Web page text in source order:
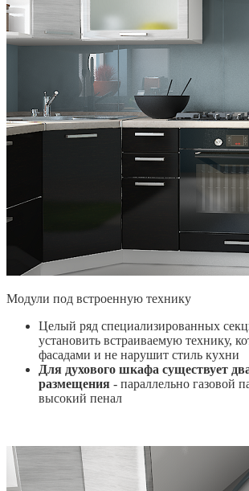
Модули под встроенную технику
Целый ряд специализированных
установить встраиваемую технику,
фасадами и не нарушит стиль кухни
Для духового шкафа существует
размещения - параллельно газовой
высокий пенал